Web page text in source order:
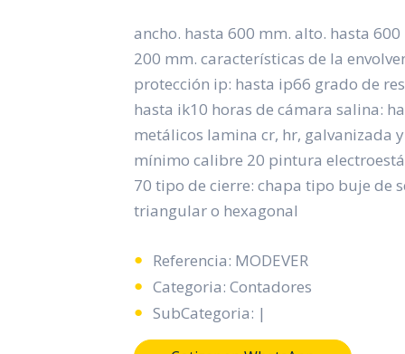
ancho. hasta 600 mm. alto. hasta
200 mm. características de la
protección ip: hasta ip66 grado de
hasta ik10 horas de cámara salina:
metálicos lamina cr, hr, galvanizada
mínimo calibre 20 pintura
70 tipo de cierre: chapa tipo buje de
triangular o hexagonal
Referencia: MODEVER
Categoria: Contadores
SubCategoria: |